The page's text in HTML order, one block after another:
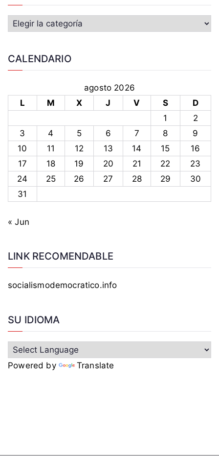
CALENDARIO
agosto 2026
L
M X J V S
D
1
2
3
4 5 6 7 8
9
10
11 12 13 14 15
16
17
18 19 20 21 22
23
24
25 26 27 28 29
30
31
« Jun
LINK RECOMENDABLE
socialismodemocratico.info
SU IDIOMA
Powered by Translate